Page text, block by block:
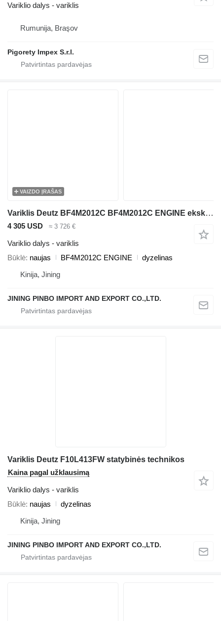
Variklio dalys - variklis
Rumunija, Braşov
Pigorety Impex S.r.l.
VAIZDO ĮRAŠAS
Variklis Deutz BF4M2012C BF4M2012C ENGINE ekskavatoriaus
4 305 USD ≈ 3 726 €
Variklio dalys - variklis
Būklė naujas BF4M2012C ENGINE
dyzelinas
Kinija, Jining
JINING PINBO IMPORT AND EXPORT CO.,LTD.
Variklis Deutz F10L413FW statybinės technikos
Kaina pagal užklausimą
Variklio dalys - variklis
Būklė naujas
dyzelinas
Kinija, Jining
JINING PINBO IMPORT AND EXPORT CO.,LTD.